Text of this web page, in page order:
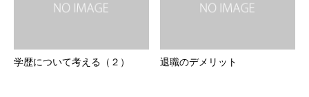
学歴について考える（２） 退職のデメリット